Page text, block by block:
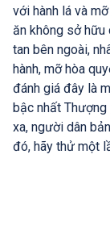
với hành lá và
ăn không sở hữu
tan bên ngoài,
hành, mỡ hòa
đánh giá đây là
bậc nhất
xa, người dân
đó, hãy thử một